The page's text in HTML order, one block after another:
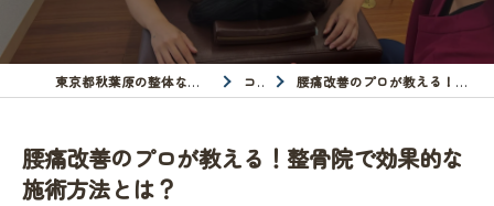
東京都秋葉原の整体なら秋葉原ボディバランス整骨院 コラム 腰痛改善のプロが教える！整骨院で効果的な施術方法とは？
腰痛改善のプロが教える！整骨院で効果的な
施術方法とは？